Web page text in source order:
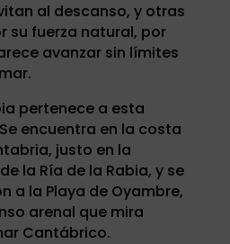
al descanso, y otras
su fuerza natural, por
avanzar sin límites
pertenece a esta
encuentra en la costa
justo en la
la Ría de la Rabia, y se
a la Playa de Oyambre,
arenal que mira
Cantábrico.